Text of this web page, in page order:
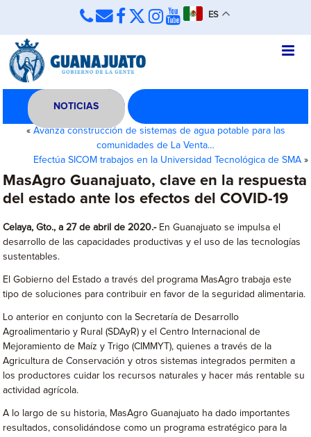
ES
NOTICIAS
« Avanza construcción de sistemas de agua potable para las
comunidades de La Venta…
Efectúa SICOM trabajos en la Universidad Tecnológica de SMA»
MasAgro Guanajuato, clave en la respuesta
del estado ante los efectos del COVID-19
Celaya, Gto., a 27 de abril de 2020.- En Guanajuato se impulsa el
desarrollo de las capacidades productivas y el uso de las tecnologías
sustentables.
El Gobierno del Estado a través del programa MasAgro trabaja este
tipo de soluciones para contribuir en favor de la seguridad alimentaria.
Lo anterior en conjunto con la Secretaría de Desarrollo
Agroalimentario y Rural (SDAyR) y el Centro Internacional de
Mejoramiento de Maíz y Trigo (CIMMYT), quienes a través de la
Agricultura de Conservación y otros sistemas integrados permiten a
los productores cuidar los recursos naturales y hacer más rentable su
actividad agrícola.
A lo largo de su historia, MasAgro Guanajuato ha dado importantes
resultados, consolidándose como un programa estratégico para la